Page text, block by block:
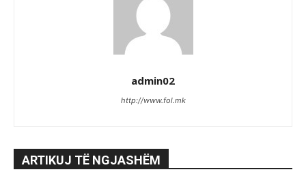
admin02
http://www.fol.mk
ARTIKUJ TË NGJASHËM